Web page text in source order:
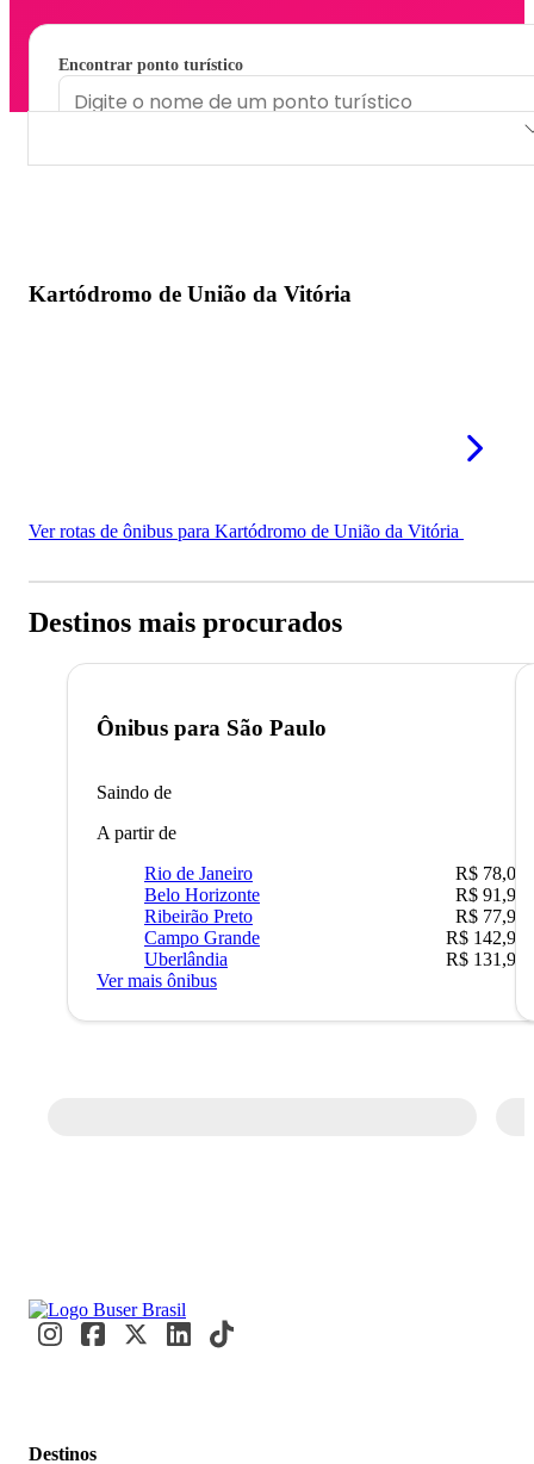
Encontrar ponto turístico
Kartódromo de União da Vitória
Ver rotas de ônibus para Kartódromo de União da Vitória
Destinos mais procurados
Ônibus para São Paulo
Saindo de
A partir de
Rio de Janeiro
R$ 78,02
Belo Horizonte
R$ 91,90
Ribeirão Preto
R$ 77,90
Campo Grande
R$ 142,90
Uberlândia
R$ 131,90
Ver mais ônibus
Destinos